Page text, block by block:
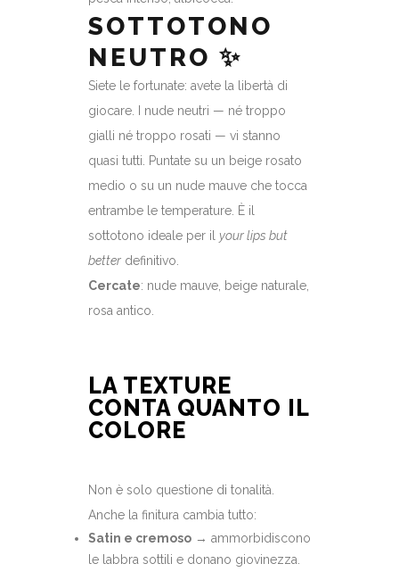
SOTTOTONO
NEUTRO ✨
Siete le fortunate: avete la libertà di
giocare. I nude neutri — né troppo
gialli né troppo rosati — vi stanno
quasi tutti. Puntate su un beige rosato
medio o su un nude mauve che tocca
entrambe le temperature. È il
sottotono ideale per il your lips but
better definitivo.
Cercate: nude mauve, beige naturale,
rosa antico.
LA TEXTURE
CONTA QUANTO IL
COLORE
Non è solo questione di tonalità.
Anche la finitura cambia tutto:
Satin e cremoso → ammorbidiscono
le labbra sottili e donano giovinezza.